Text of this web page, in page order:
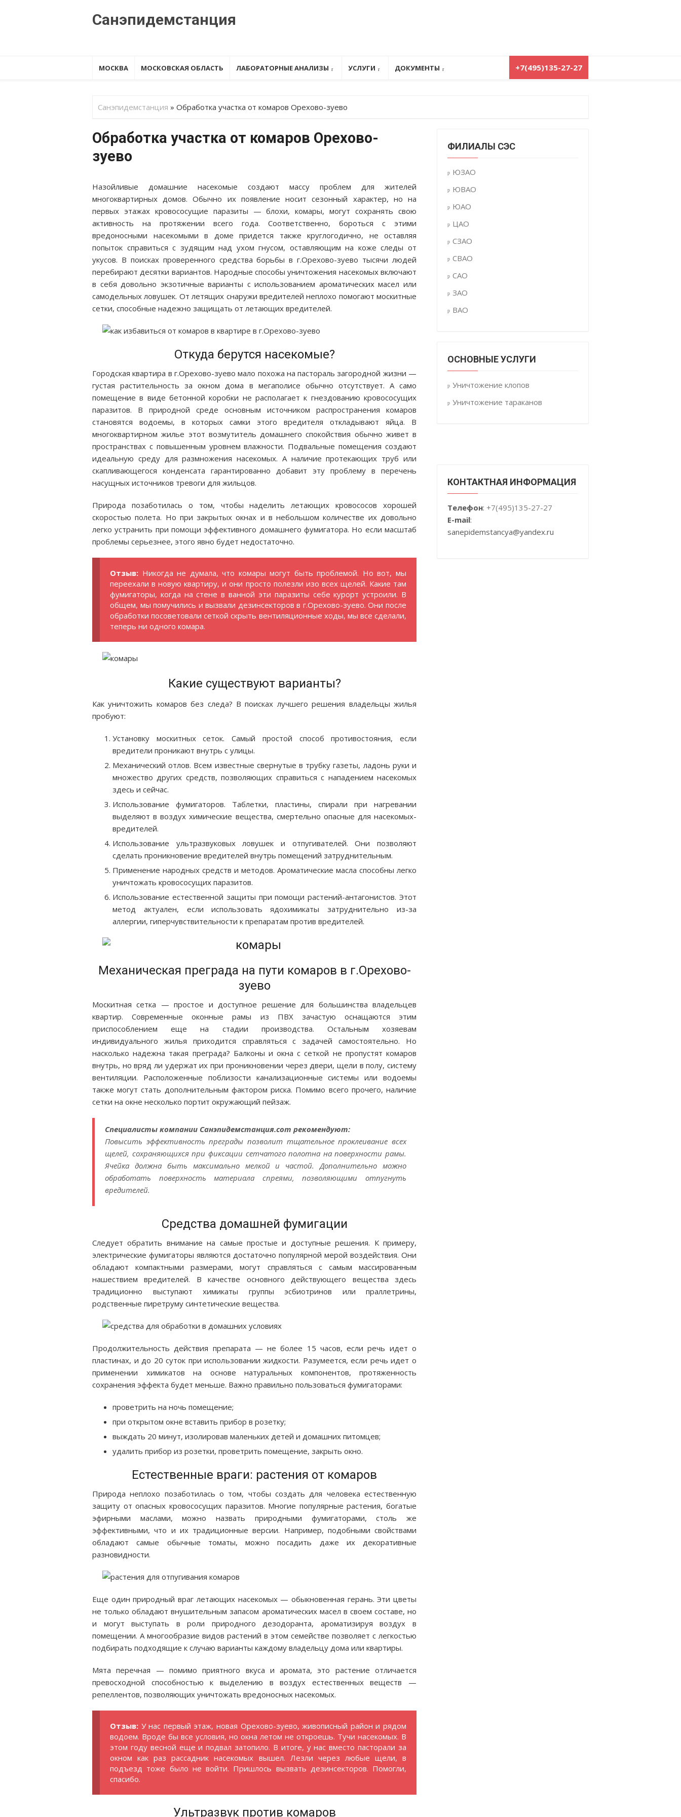
Санэпидемстанция
МОСКВА МОСКОВСКАЯ ОБЛАСТЬ ЛАБОРАТОРНЫЕ АНАЛИЗЫ УСЛУГИ ДОКУМЕНТЫ +7(495)135-27-27
Санэпидемстанция » Обработка участка от комаров Орехово-зуево
Обработка участка от комаров Орехово-
зуево
Назойливые домашние насекомые создают массу проблем для жителей
многоквартирных домов. Обычно их появление носит сезонный характер, но на
первых этажах кровососущие паразиты — блохи, комары, могут сохранять свою
активность на протяжении всего года. Соответственно, бороться с этими
вредоносными насекомыми в доме придется также круглогодично, не оставляя
попыток справиться с зудящим над ухом гнусом, оставляющим на коже следы от
укусов. В поисках проверенного средства борьбы в г.Орехово-зуево тысячи людей
перебирают десятки вариантов. Народные способы уничтожения насекомых включают
в себя довольно экзотичные варианты с использованием ароматических масел или
самодельных ловушек. От летящих снаружи вредителей неплохо помогают москитные
сетки, способные надежно защищать от летающих вредителей.
Откуда берутся насекомые?
Городская квартира в г.Орехово-зуево мало похожа на пастораль загородной жизни —
густая растительность за окном дома в мегаполисе обычно отсутствует. А само
помещение в виде бетонной коробки не располагает к гнездованию кровососущих
паразитов. В природной среде основным источником распространения комаров
становятся водоемы, в которых самки этого вредителя откладывают яйца. В
многоквартирном жилье этот возмутитель домашнего спокойствия обычно живет в
пространствах с повышенным уровнем влажности. Подвальные помещения создают
идеальную среду для размножения насекомых. А наличие протекающих труб или
скапливающегося конденсата гарантированно добавит эту проблему в перечень
насущных источников тревоги для жильцов.
Природа позаботилась о том, чтобы наделить летающих кровососов хорошей
скоростью полета. Но при закрытых окнах и в небольшом количестве их довольно
легко устранить при помощи эффективного домашнего фумигатора. Но если масштаб
проблемы серьезнее, этого явно будет недостаточно.
Отзыв: Никогда не думала, что комары могут быть проблемой. Но вот, мы
переехали в новую квартиру, и они просто полезли изо всех щелей. Какие там
фумигаторы, когда на стене в ванной эти паразиты себе курорт устроили. В
общем, мы помучились и вызвали дезинсекторов в г.Орехово-зуево. Они после
обработки посоветовали сеткой скрыть вентиляционные ходы, мы все сделали,
теперь ни одного комара.
Какие существуют варианты?
Как уничтожить комаров без следа? В поисках лучшего решения владельцы жилья
пробуют:
Установку москитных сеток. Самый простой способ противостояния, если
вредители проникают внутрь с улицы.
Механический отлов. Всем известные свернутые в трубку газеты, ладонь руки и
множество других средств, позволяющих справиться с нападением насекомых
здесь и сейчас.
Использование фумигаторов. Таблетки, пластины, спирали при нагревании
выделяют в воздух химические вещества, смертельно опасные для насекомых-
вредителей.
Использование ультразвуковых ловушек и отпугивателей. Они позволяют
сделать проникновение вредителей внутрь помещений затруднительным.
Применение народных средств и методов. Ароматические масла способны легко
уничтожать кровососущих паразитов.
Использование естественной защиты при помощи растений-антагонистов. Этот
метод актуален, если использовать ядохимикаты затруднительно из-за
аллергии, гиперчувствительности к препаратам против вредителей.
Механическая преграда на пути комаров в г.Орехово-
зуево
Москитная сетка — простое и доступное решение для большинства владельцев
квартир. Современные оконные рамы из ПВХ зачастую оснащаются этим
приспособлением еще на стадии производства. Остальным хозяевам
индивидуального жилья приходится справляться с задачей самостоятельно. Но
насколько надежна такая преграда? Балконы и окна с сеткой не пропустят комаров
внутрь, но вряд ли удержат их при проникновении через двери, щели в полу, систему
вентиляции. Расположенные поблизости канализационные системы или водоемы
также могут стать дополнительным фактором риска. Помимо всего прочего, наличие
сетки на окне несколько портит окружающий пейзаж.
Специалисты компании Санэпидемстанция.com рекомендуют:
Повысить эффективность преграды позволит тщательное проклеивание всех
щелей, сохраняющихся при фиксации сетчатого полотна на поверхности рамы.
Ячейка должна быть максимально мелкой и частой. Дополнительно можно
обработать поверхность материала спреями, позволяющими отпугнуть
вредителей.
Средства домашней фумигации
Следует обратить внимание на самые простые и доступные решения. К примеру,
электрические фумигаторы являются достаточно популярной мерой воздействия. Они
обладают компактными размерами, могут справляться с самым массированным
нашествием вредителей. В качестве основного действующего вещества здесь
традиционно выступают химикаты группы эсбиотринов или праллетрины,
родственные пиретруму синтетические вещества.
Продолжительность действия препарата — не более 15 часов, если речь идет о
пластинах, и до 20 суток при использовании жидкости. Разумеется, если речь идет о
применении химикатов на основе натуральных компонентов, протяженность
сохранения эффекта будет меньше. Важно правильно пользоваться фумигаторами:
проветрить на ночь помещение;
при открытом окне вставить прибор в розетку;
выждать 20 минут, изолировав маленьких детей и домашних питомцев;
удалить прибор из розетки, проветрить помещение, закрыть окно.
Естественные враги: растения от комаров
Природа неплохо позаботилась о том, чтобы создать для человека естественную
защиту от опасных кровососущих паразитов. Многие популярные растения, богатые
эфирными маслами, можно назвать природными фумигаторами, столь же
эффективными, что и их традиционные версии. Например, подобными свойствами
обладают самые обычные томаты, можно посадить даже их декоративные
разновидности.
Еще один природный враг летающих насекомых — обыкновенная герань. Эти цветы
не только обладают внушительным запасом ароматических масел в своем составе, но
и могут выступать в роли природного дезодоранта, ароматизируя воздух в
помещении. А многообразие видов растений в этом семействе позволяет с легкостью
подбирать подходящие к случаю варианты каждому владельцу дома или квартиры.
Мята перечная — помимо приятного вкуса и аромата, это растение отличается
превосходной способностью к выделению в воздух естественных веществ —
репеллентов, позволяющих уничтожать вредоносных насекомых.
Отзыв: У нас первый этаж, новая Орехово-зуево, живописный район и рядом
водоем. Вроде бы все условия, но окна летом не откроешь. Тучи насекомых. В
этом году весной еще и подвал затопило. В итоге, у нас вместо пасторали за
окном как раз рассадник насекомых вышел. Лезли через любые щели, в
подъезд тоже было не войти. Пришлось вызвать дезинсекторов. Помогли,
спасибо.
Ультразвук против комаров
ФИЛИАЛЫ СЭС
ЮЗАО
ЮВАО
ЮАО
ЦАО
СЗАО
СВАО
САО
ЗАО
ВАО
ОСНОВНЫЕ УСЛУГИ
Уничтожение клопов
Уничтожение тараканов
КОНТАКТНАЯ ИНФОРМАЦИЯ
Телефон: +7(495)135-27-27
E-mail:
sanepidemstancya@yandex.ru